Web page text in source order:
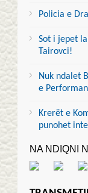
Policia e
Sot i jepet
Tairovci!
Nuk ndalet
e
Krerët e
punohet
NA NDIQNI